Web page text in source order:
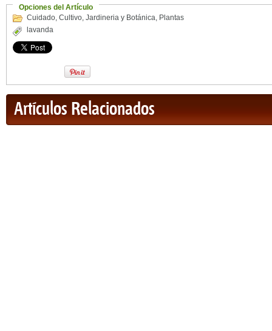
Opciones del Artículo
Cuidado, Cultivo, Jardineria y Botánica, Plantas
lavanda
Artículos Relacionados